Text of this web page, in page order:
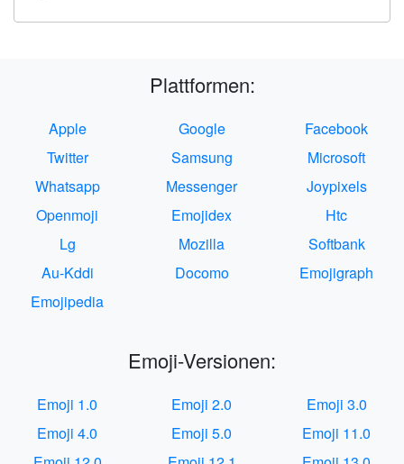
Plattformen:
Apple Google
Facebook
Twitter
Samsung
Microsoft
Whatsapp
Messenger
Joypixels
Openmoji
Emojidex
Htc
Lg
Mozilla
Softbank
Au-Kddi
Docomo
Emojigraph
Emojipedia
Emoji-Versionen:
Emoji 1.0 Emoji 2.0
Emoji 3.0
Emoji 4.0
Emoji 5.0
Emoji 11.0